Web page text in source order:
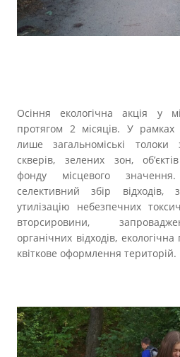
Осіння екологічна акція у
протягом 2 місяців. У рамках
лише загальноміські
скверів, зелених зон,
фонду місцевого
селективний збір
утилізацію небезпечних
вторсировини,
органічних відходів,
квіткове оформлення територій.